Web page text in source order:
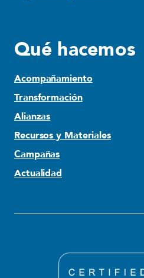
Qué hacemos
Acompañamiento
Transformación
Alianzas
Recursos y Materiales
Campañas
Actualidad